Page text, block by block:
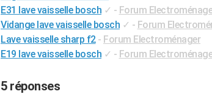
E31 lave vaisselle bosch ✓ - Forum
Vidange lave vaisselle bosch ✓ - Forum
Lave vaisselle sharp f2 - Forum Electroménager
E19 lave vaisselle bosch ✓ - Forum
5 réponses